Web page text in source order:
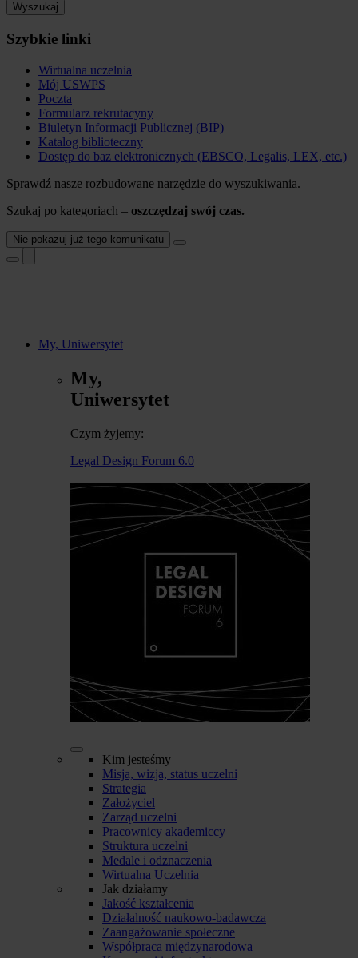
Wyszukaj
Szybkie linki
Wirtualna uczelnia
Mój USWPS
Poczta
Formularz rekrutacyny
Biuletyn Informacji Publicznej (BIP)
Katalog biblioteczny
Dostęp do baz elektronicznych (EBSCO, Legalis, LEX, etc.)
Sprawdź nasze rozbudowane narzędzie do wyszukiwania.
Szukaj po kategoriach – oszczędzaj swój czas.
Nie pokazuj już tego komunikatu
My, Uniwersytet
My,
Uniwersytet
Czym żyjemy:
Legal Design Forum 6.0
Kim jesteśmy
Misja, wizja, status uczelni
Strategia
Założyciel
Zarząd uczelni
Pracownicy akademiccy
Struktura uczelni
Medale i odznaczenia
Wirtualna Uczelnia
Jak działamy
Jakość kształcenia
Działalność naukowo-badawcza
Zaangażowanie społeczne
Współpraca międzynarodowa